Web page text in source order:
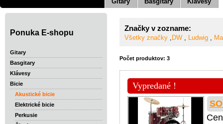
Ponuka E-shopu
Gitary
Basgitary
Klávesy
Bicie
Akustické bicie
Elektrické bicie
Perkusie
Značky v zozname:
Všetky značky , DW , Ludwig ,
Počet produktov: 3
Vypredané !